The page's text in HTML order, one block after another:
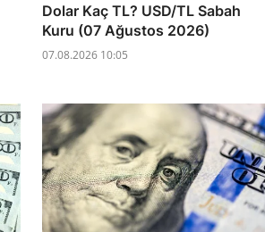
Dolar Kaç TL? USD/TL Sabah
Kuru (07 Ağustos 2026)
07.08.2026 10:05